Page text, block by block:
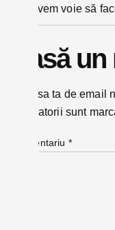
Lasă
Adresa ta de email
obligatorii sunt
Comentariu *